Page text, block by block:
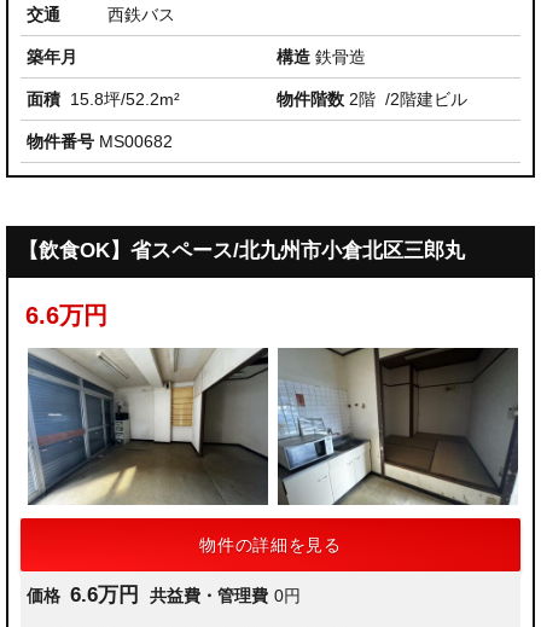
交通 西鉄バス
築年月 構造 鉄骨造
面積 15.8坪/52.2m² 物件階数 2階 /2階建ビル
物件番号 MS00682
【飲食OK】省スペース/北九州市小倉北区三郎丸
6.6万円
物件の詳細を見る
価格 6.6万円 共益費・管理費 0円